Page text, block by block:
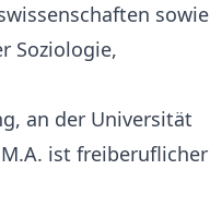
sowie
Soziologie,
an der Universität
ist freiberuflicher